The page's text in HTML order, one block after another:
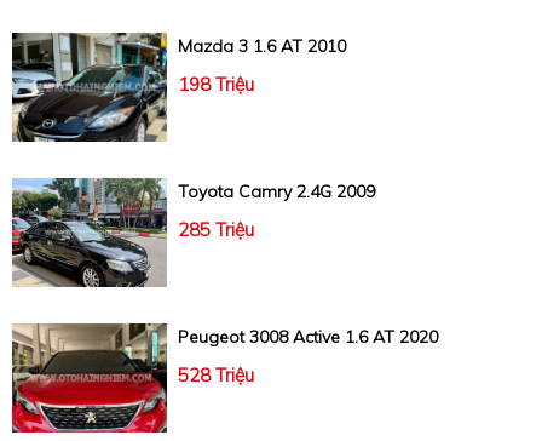
Mazda 3 1.6 AT 2010
198 Triệu
Toyota Camry 2.4G 2009
285 Triệu
Peugeot 3008 Active 1.6 AT 2020
528 Triệu